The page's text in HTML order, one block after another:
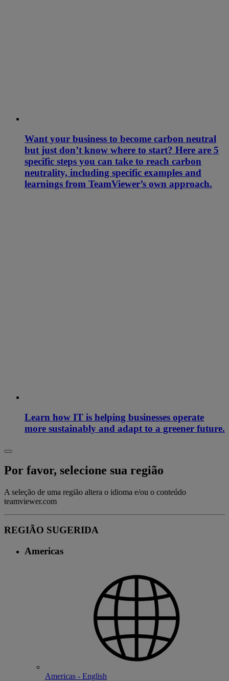
Want your business to become carbon neutral
but just don’t know where to start? Here are 5
specific steps you can take to reach carbon
neutrality, including specific examples and
learnings from TeamViewer’s own approach.
Learn how IT is helping businesses operate
more sustainably and adapt to a greener future.
Por favor, selecione sua região
A seleção de uma região altera o idioma e/ou o conteúdo
teamviewer.com
REGIÃO SUGERIDA
Americas
Americas - English